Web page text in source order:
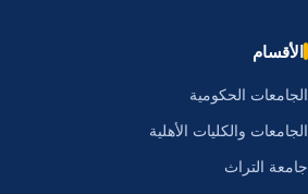
الأقسام
الجامعات الحكومية
الجامعات والكليات الأهلية
جامعة التراث